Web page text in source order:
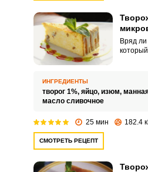
Вряд
ИНГРЕДИЕНТЫ
творог 1%, яйцо, изюм,
масло сливочное
25 мин 182.4
СМОТРЕТЬ РЕЦЕПТ